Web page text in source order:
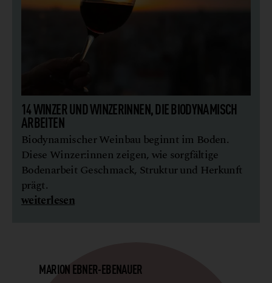
14 WINZER UND WINZERINNEN, DIE BIO­DYNAMISCH
ARBEITEN
Biodynamischer Weinbau beginnt im Boden.
Diese Winzer:innen zeigen, wie sorgfältige
Bodenarbeit Geschmack, Struktur und Herkunft
prägt.
weiterlesen
MARION EBNER-EBENAUER